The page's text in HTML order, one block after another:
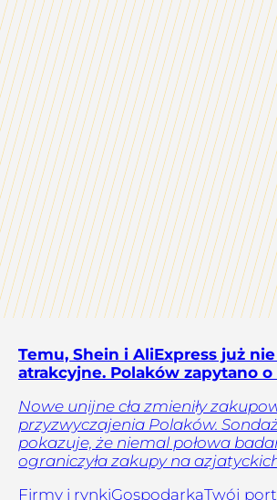
Temu, Shein i AliExpress już
atrakcyjne. Polaków zapytano
Nowe unijne cła zmieniły
przyzwyczajenia Polaków.
pokazuje, że niemal połowa
ograniczyła zakupy na
Firmy i rynkiGospodarkaTwój